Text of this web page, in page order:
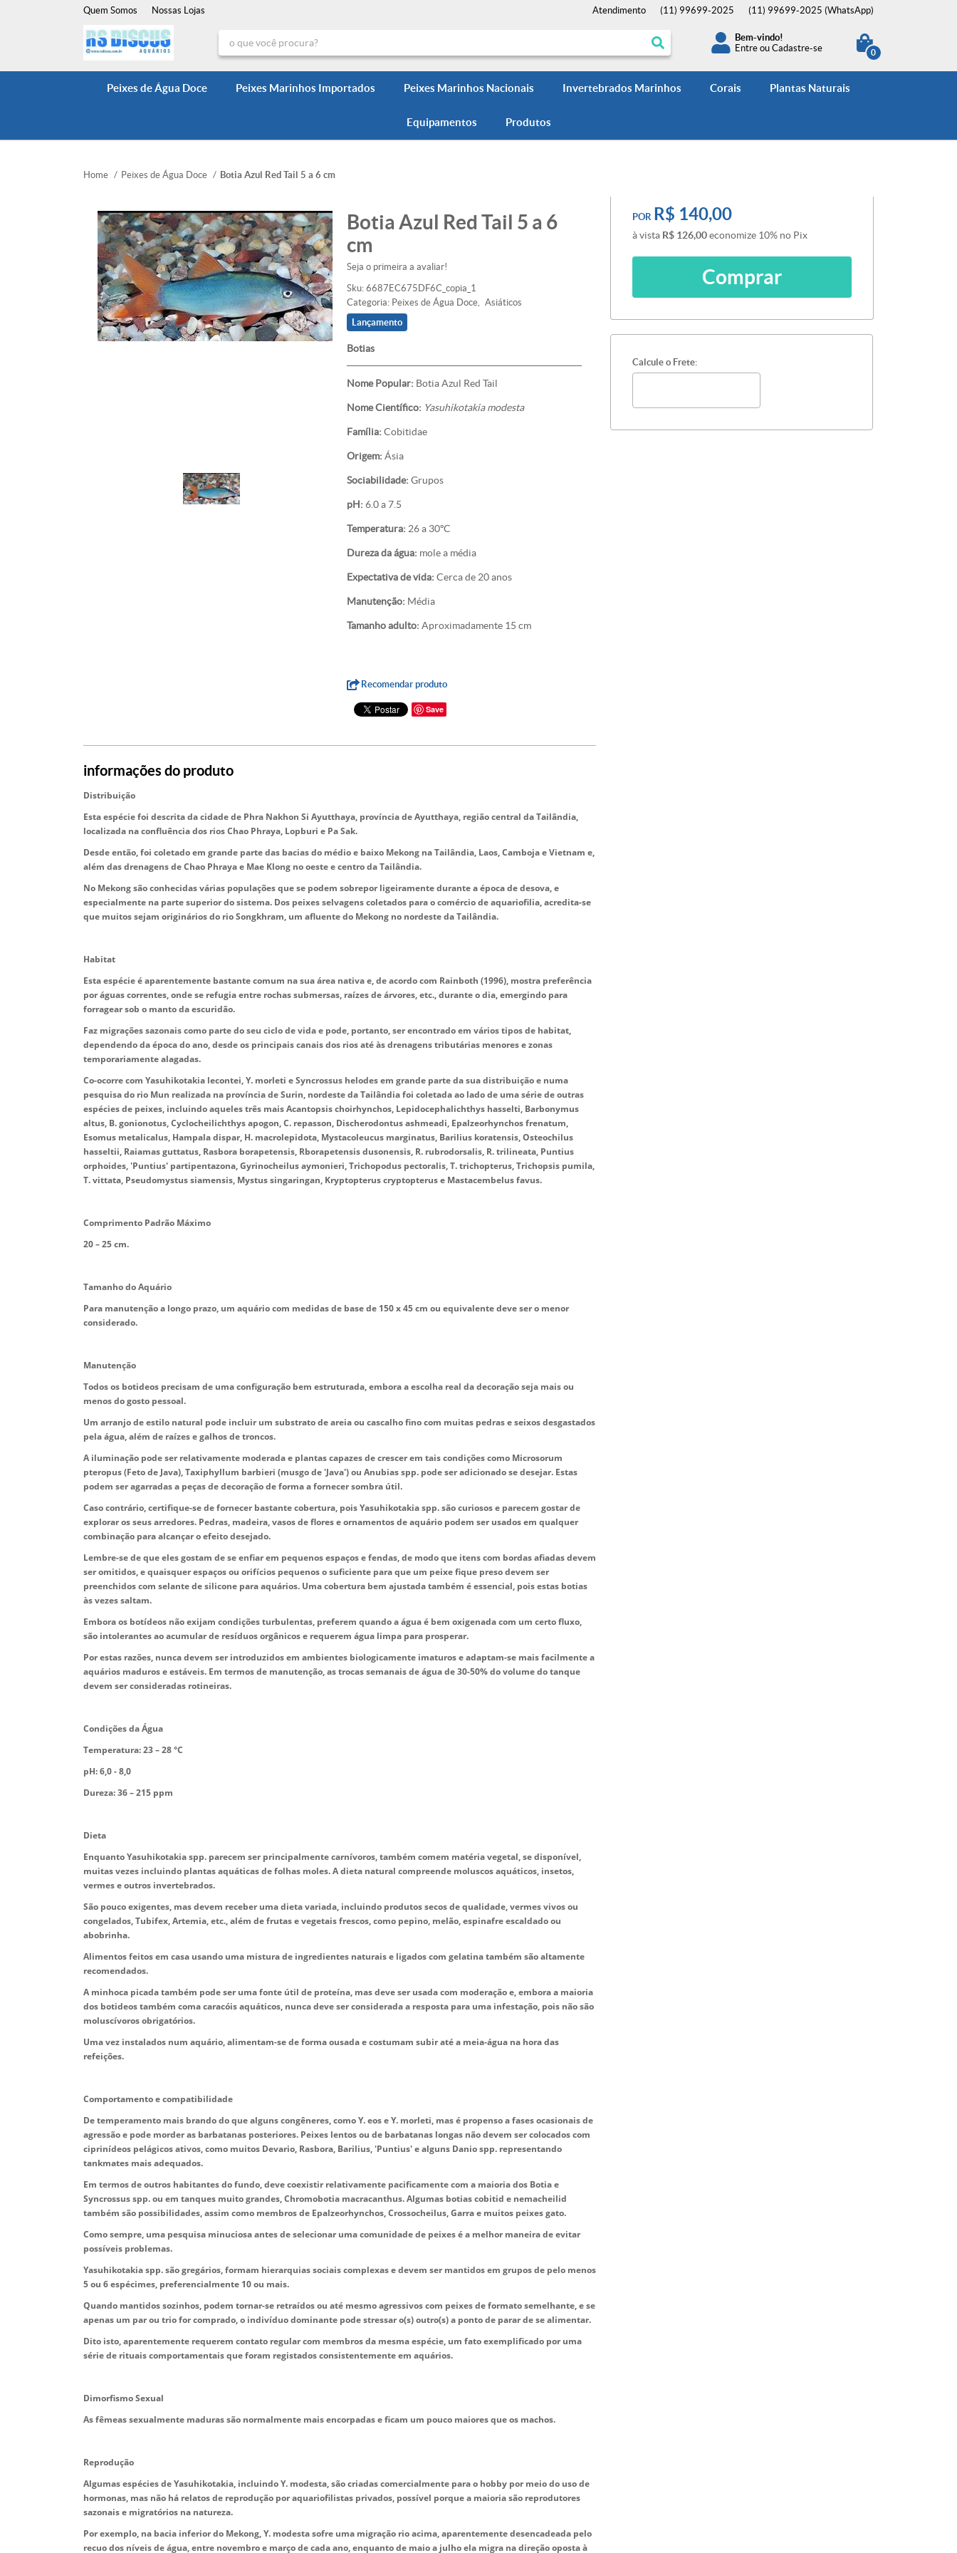
Quem Somos Nossas Lojas Atendimento (11) 99699-2025 (11) 99699-2025 (WhatsApp)
Bem-vindo!
Entre ouCadastre-se 0
Peixes de Água Doce Peixes Marinhos Importados Peixes Marinhos Nacionais Invertebrados Marinhos Corais Plantas Naturais
Equipamentos Produtos
Home Peixes de Água Doce Botia Azul Red Tail 5 a 6 cm
Botia Azul Red Tail 5 a 6
cm
Seja o primeira a avaliar!
Sku: 6687EC675DF6C_copia_1
Categoria: Peixes de Água Doce
Asiáticos
Lançamento
Botias
Nome Popular: Botia Azul Red Tail
Nome Científico: Yasuhikotakia modesta
Família: Cobitidae
Origem: Ásia
Sociabilidade: Grupos
pH: 6.0 a 7.5
Temperatura: 26 a 30ºC
Dureza da água: mole a média
Expectativa de vida: Cerca de 20 anos
Manutenção: Média
Tamanho adulto: Aproximadamente 15 cm
Recomendar produto
Save
POR R$ 140,00
à vista R$ 126,00economize 10% no Pix
Comprar
Calcule o Frete:
informações do produto
Distribuição
Esta espécie foi descrita da cidade de Phra Nakhon Si Ayutthaya, província de Ayutthaya, região central da Tailândia,
localizada na confluência dos rios Chao Phraya, Lopburi e Pa Sak.
Desde então, foi coletado em grande parte das bacias do médio e baixo Mekong na Tailândia, Laos, Camboja e Vietnam e,
além das drenagens de Chao Phraya e Mae Klong no oeste e centro da Tailândia.
No Mekong são conhecidas várias populações que se podem sobrepor ligeiramente durante a época de desova, e
especialmente na parte superior do sistema. Dos peixes selvagens coletados para o comércio de aquariofilia, acredita-se
que muitos sejam originários do rio Songkhram, um afluente do Mekong no nordeste da Tailândia.
Habitat
Esta espécie é aparentemente bastante comum na sua área nativa e, de acordo com Rainboth (1996), mostra preferência
por águas correntes, onde se refugia entre rochas submersas, raízes de árvores, etc., durante o dia, emergindo para
forragear sob o manto da escuridão.
Faz migrações sazonais como parte do seu ciclo de vida e pode, portanto, ser encontrado em vários tipos de habitat,
dependendo da época do ano, desde os principais canais dos rios até às drenagens tributárias menores e zonas
temporariamente alagadas.
Co-ocorre com Yasuhikotakia lecontei, Y. morleti e Syncrossus helodes em grande parte da sua distribuição e numa
pesquisa do rio Mun realizada na província de Surin, nordeste da Tailândia foi coletada ao lado de uma série de outras
espécies de peixes, incluindo aqueles três mais Acantopsis choirhynchos, Lepidocephalichthys hasselti, Barbonymus
altus, B. gonionotus, Cyclocheilichthys apogon, C. repasson, Discherodontus ashmeadi, Epalzeorhynchos frenatum,
Esomus metalicalus, Hampala dispar, H. macrolepidota, Mystacoleucus marginatus, Barilius koratensis, Osteochilus
hasseltii, Raiamas guttatus, Rasbora borapetensis, Rborapetensis dusonensis, R. rubrodorsalis, R. trilineata, Puntius
orphoides, 'Puntius' partipentazona, Gyrinocheilus aymonieri, Trichopodus pectoralis, T. trichopterus, Trichopsis pumila,
T. vittata, Pseudomystus siamensis, Mystus singaringan, Kryptopterus cryptopterus e Mastacembelus favus.
Comprimento Padrão Máximo
20 – 25 cm.
Tamanho do Aquário
Para manutenção a longo prazo, um aquário com medidas de base de 150 x 45 cm ou equivalente deve ser o menor
considerado.
Manutenção
Todos os botideos precisam de uma configuração bem estruturada, embora a escolha real da decoração seja mais ou
menos do gosto pessoal.
Um arranjo de estilo natural pode incluir um substrato de areia ou cascalho fino com muitas pedras e seixos desgastados
pela água, além de raízes e galhos de troncos.
A iluminação pode ser relativamente moderada e plantas capazes de crescer em tais condições como Microsorum
pteropus (Feto de Java), Taxiphyllum barbieri (musgo de 'Java') ou Anubias spp. pode ser adicionado se desejar. Estas
podem ser agarradas a peças de decoração de forma a fornecer sombra útil.
Caso contrário, certifique-se de fornecer bastante cobertura, pois Yasuhikotakia spp. são curiosos e parecem gostar de
explorar os seus arredores. Pedras, madeira, vasos de flores e ornamentos de aquário podem ser usados ​​em qualquer
combinação para alcançar o efeito desejado.
Lembre-se de que eles gostam de se enfiar em pequenos espaços e fendas, de modo que itens com bordas afiadas devem
ser omitidos, e quaisquer espaços ou orifícios pequenos o suficiente para que um peixe fique preso devem ser
preenchidos com selante de silicone para aquários. Uma cobertura bem ajustada também é essencial, pois estas botias
às vezes saltam.
Embora os botídeos não exijam condições turbulentas, preferem quando a água é bem oxigenada com um certo fluxo,
são intolerantes ao acumular de resíduos orgânicos e requerem água limpa para prosperar.
Por estas razões, nunca devem ser introduzidos em ambientes biologicamente imaturos e adaptam-se mais facilmente a
aquários maduros e estáveis. Em termos de manutenção, as trocas semanais de água de 30-50% do volume do tanque
devem ser consideradas rotineiras.
Condições da Água
Temperatura: 23 – 28 °C
pH: 6,0 - 8,0
Dureza: 36 – 215 ppm
Dieta
Enquanto Yasuhikotakia spp. parecem ser principalmente carnívoros, também comem matéria vegetal, se disponível,
muitas vezes incluindo plantas aquáticas de folhas moles. A dieta natural compreende moluscos aquáticos, insetos,
vermes e outros invertebrados.
São pouco exigentes, mas devem receber uma dieta variada, incluindo produtos secos de qualidade, vermes vivos ou
congelados, Tubifex, Artemia, etc., além de frutas e vegetais frescos, como pepino, melão, espinafre escaldado ou
abobrinha.
Alimentos feitos em casa usando uma mistura de ingredientes naturais e ligados com gelatina também são altamente
recomendados.
A minhoca picada também pode ser uma fonte útil de proteína, mas deve ser usada com moderação e, embora a maioria
dos botideos também coma caracóis aquáticos, nunca deve ser considerada a resposta para uma infestação, pois não são
moluscívoros obrigatórios.
Uma vez instalados num aquário, alimentam-se de forma ousada e costumam subir até a meia-água na hora das
refeições.
Comportamento e compatibilidade
De temperamento mais brando do que alguns congêneres, como Y. eos e Y. morleti, mas é propenso a fases ocasionais de
agressão e pode morder as barbatanas posteriores. Peixes lentos ou de barbatanas longas não devem ser colocados com
ciprinídeos pelágicos ativos, como muitos Devario, Rasbora, Barilius, 'Puntius' e alguns Danio spp. representando
tankmates mais adequados.
Em termos de outros habitantes do fundo, deve coexistir relativamente pacificamente com a maioria dos Botia e
Syncrossus spp. ou em tanques muito grandes, Chromobotia macracanthus. Algumas botias cobitid e nemacheilid
também são possibilidades, assim como membros de Epalzeorhynchos, Crossocheilus, Garra e muitos peixes gato.
Como sempre, uma pesquisa minuciosa antes de selecionar uma comunidade de peixes é a melhor maneira de evitar
possíveis problemas.
Yasuhikotakia spp. são gregários, formam hierarquias sociais complexas e devem ser mantidos em grupos de pelo menos
5 ou 6 espécimes, preferencialmente 10 ou mais.
Quando mantidos sozinhos, podem tornar-se retraídos ou até mesmo agressivos com peixes de formato semelhante, e se
apenas um par ou trio for comprado, o indivíduo dominante pode stressar o(s) outro(s) a ponto de parar de se alimentar.
Dito isto, aparentemente requerem contato regular com membros da mesma espécie, um fato exemplificado por uma
série de rituais comportamentais que foram registados consistentemente em aquários.
Dimorfismo Sexual
As fêmeas sexualmente maduras são normalmente mais encorpadas e ficam um pouco maiores que os machos.
Reprodução
Algumas espécies de Yasuhikotakia, incluindo Y. modesta, são criadas comercialmente para o hobby por meio do uso de
hormonas, mas não há relatos de reprodução por aquariofilistas privados, possível porque a maioria são reprodutores
sazonais e migratórios na natureza.
Por exemplo, na bacia inferior do Mekong, Y. modesta sofre uma migração rio acima, aparentemente desencadeada pelo
recuo dos níveis de água, entre novembro e março de cada ano, enquanto de maio a julho ela migra na direção oposta à